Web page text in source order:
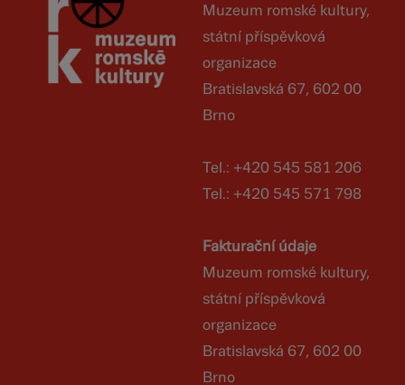
Muzeum romské kultury,
státní příspěvková
organizace
Bratislavská 67, 602 00
Brno
Tel.: +420 545 581 206
Tel.: +420 545 571 798
Fakturační údaje
Muzeum romské kultury,
státní příspěvková
organizace
Bratislavská 67, 602 00
Brno